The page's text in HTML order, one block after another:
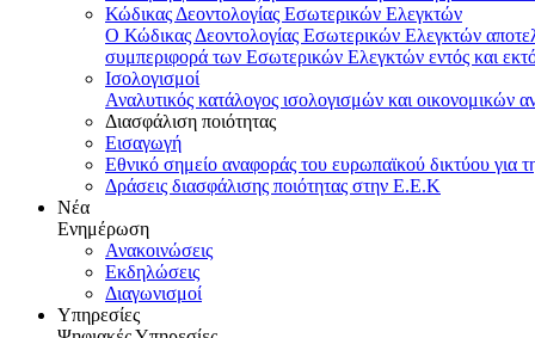
Κώδικας Δεοντολογίας Εσωτερικών Ελεγκτών
Ο Κώδικας Δεοντολογίας Εσωτερικών Ελεγκτών
συμπεριφορά των Εσωτερικών Ελεγκτών εντός και
Ισολογισμοί
Αναλυτικός κατάλογος ισολογισμών και οικονομικών
Διασφάλιση ποιότητας
Εισαγωγή
Εθνικό σημείο αναφοράς του ευρωπαϊκού δικτύου για
Δράσεις διασφάλισης ποιότητας στην Ε.Ε.Κ
Νέα
Ενημέρωση
Ανακοινώσεις
Εκδηλώσεις
Διαγωνισμοί
Υπηρεσίες